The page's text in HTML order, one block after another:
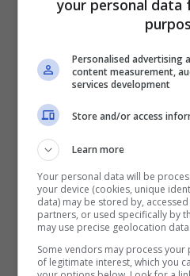
your personal
Personalised advertising
content measurement,
services development
Store and/or access
Learn more
Your personal data will be
your device (cookies, unique
data) may be stored by,
partners, or used specifically by
may use precise geolocation data.
Some vendors may process
of legitimate interest, which you